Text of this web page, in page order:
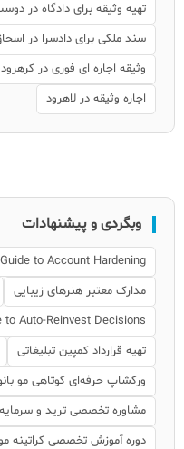
تهیه وثیقه برای دادگاه در
سند ملکی برای دادسرا در
وثیقه اجاره ای فوری در کرهرود
اجاره وثیقه در لاهرود
وبگردی و پیشنهادات
to Account Hardening
مدارک معتبر هنرهای زیبایی
to Auto-Reinvest Decisions
تهیه قرارداد کمپین تبلیغاتی
ورکشاپ حرفه‌ای کوتاهی مو
مشاوره تخصصی ترید و
دوره آموزش تخصصی کراتینه